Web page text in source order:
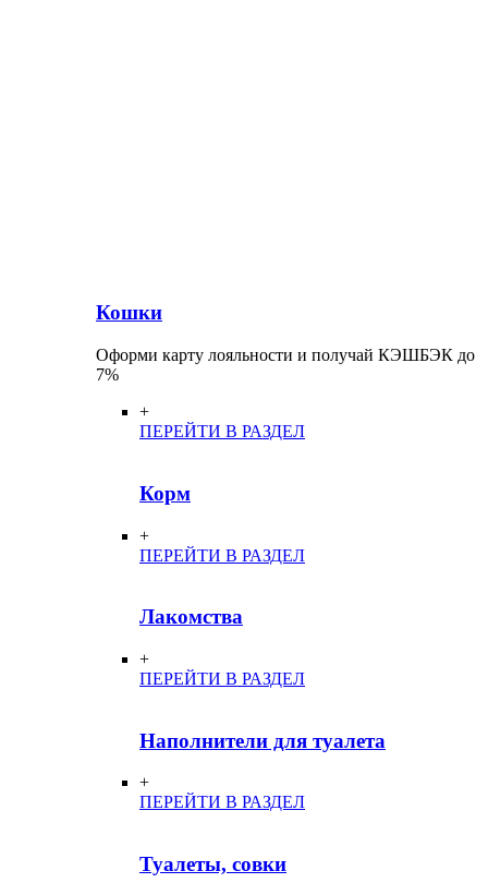
Кошки
Оформи карту лояльности и получай КЭШБЭК до
7%
+
ПЕРЕЙТИ В РАЗДЕЛ
Корм
+
ПЕРЕЙТИ В РАЗДЕЛ
Лакомства
+
ПЕРЕЙТИ В РАЗДЕЛ
Наполнители для туалета
+
ПЕРЕЙТИ В РАЗДЕЛ
Туалеты, совки